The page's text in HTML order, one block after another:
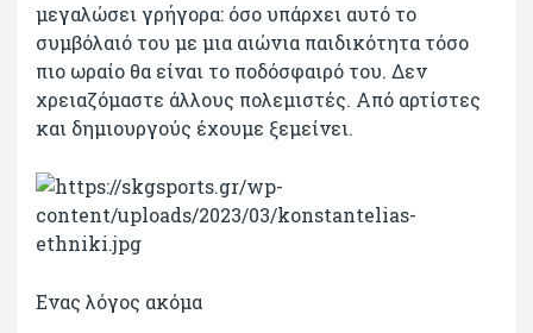
μεγαλώσει γρήγορα: όσο υπάρχει αυτό το
συμβόλαιό του με μια αιώνια παιδικότητα τόσο
πιο ωραίο θα είναι το ποδόσφαιρό του. Δεν
χρειαζόμαστε άλλους πολεμιστές. Από αρτίστες
και δημιουργούς έχουμε ξεμείνει.
Ενας λόγος ακόμα